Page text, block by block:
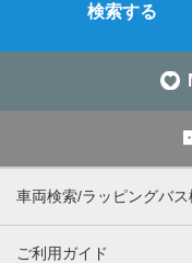
検索する
車両検索/ラッピングバス
ご利用ガイド